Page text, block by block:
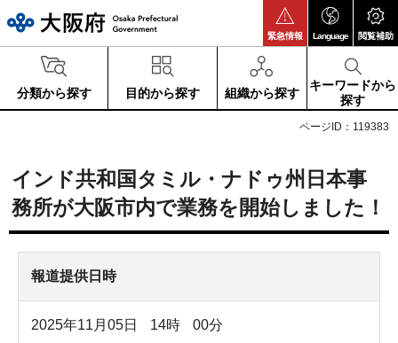
緊急情報 Language 閲覧補助
分類から探す 目的から探す 組織から探す
キーワードから
探す
ページID：119383
インド共和国タミル・ナドゥ州日本事
務所が大阪市内で業務を開始しました！
報道提供日時
2025年11月05日 14時 00分